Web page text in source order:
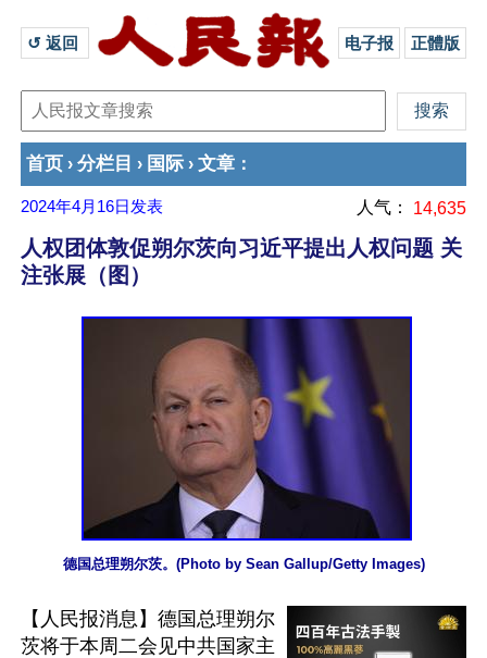
↺ 返回 电子报 正體版
首页 › 分栏目 › 国际 › 文章 ：
2024年4月16日 发表 人气： 14,635
人权团体敦促朔尔茨向习近平提出人权问题 关
注张展（图）
德国总理朔尔茨。(Photo by Sean Gallup/Getty Images)
【人民报消息】德国总理朔尔
茨将于本周二会见中共国家主